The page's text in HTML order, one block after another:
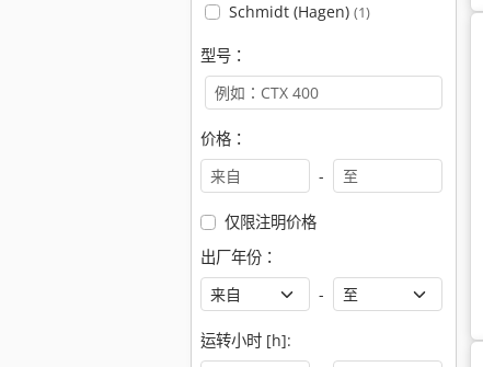
Schmidt (Hagen) (1)
型号：
价格：
-
仅限注明价格
出厂年份：
-
运转小时 [h]: